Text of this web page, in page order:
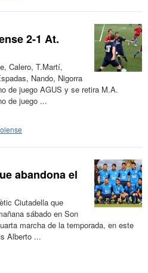
2-1 At.
Calero, T.Martí,
Nando, Nigorra
de juego AGUS y se retira M.A.
de juego ...
abandona el
Ciutadella que
sábado en Son
marcha de la temporada, en este
Alberto ...